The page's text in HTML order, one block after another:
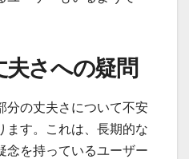
さへの疑問
分の丈夫さについて不安
ます。これは、長期的な
念を持っているユーザー